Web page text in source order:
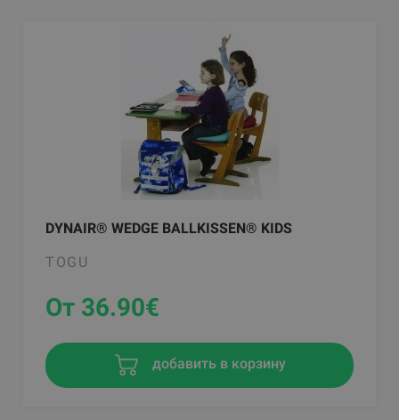
DYNAIR® WEDGE BALLKISSEN® KIDS
TOGU
От 36.90€
добавить в корзину